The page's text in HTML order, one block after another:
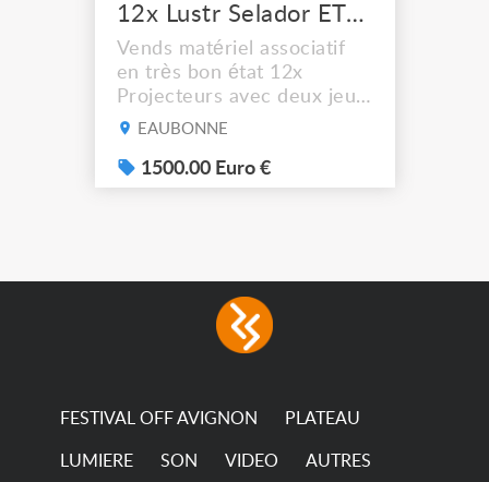
12x Lustr Selador ETC Led 7x colors filtres
Vends matériel associatif
en très bon état 12x
Projecteurs avec deux jeux
de filtre filtre Lustr Selador
system – seven colour
LEDs providing the
consumption The
permanence of a 50,000-
EAUBONNE
1500.00 Euro €
FESTIVAL OFF AVIGNON PLATEAU
LUMIERE SON VIDEO AUTRES